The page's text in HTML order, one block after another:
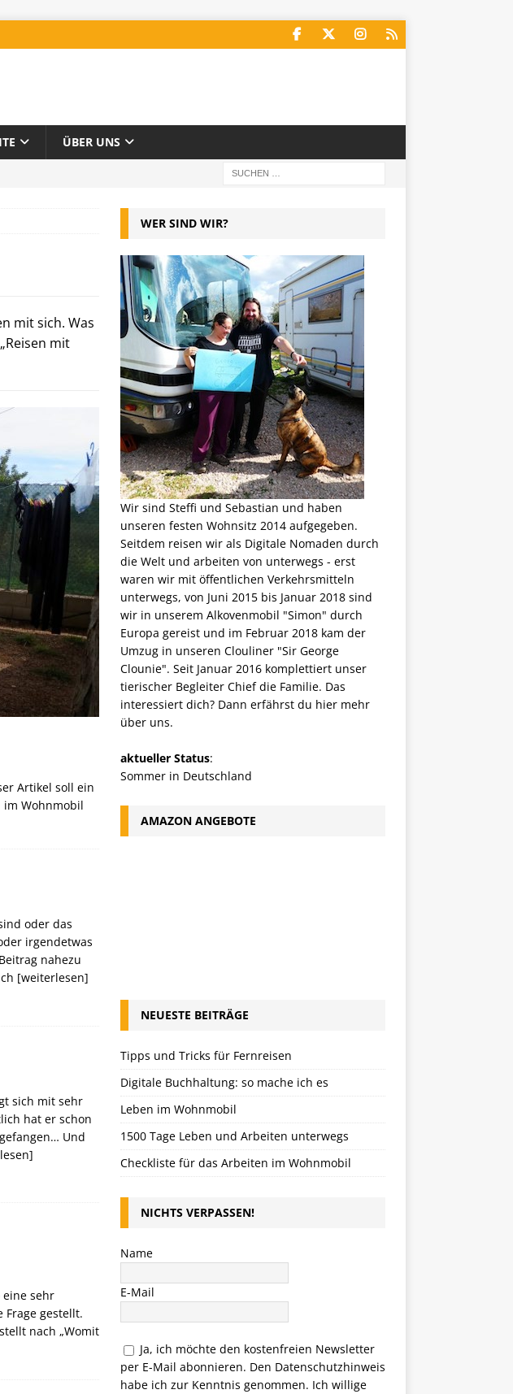
ÜBER UNS
mit sich. Was
mit
Artikel soll ein
Wohnmobil
oder das
irgendetwas
nahezu
[weiterlesen]
sich mit sehr
hat er schon
Und
sehr
gestellt.
nach „Womit
WER SIND WIR?
Wir sind Steffi und Sebastian und haben
unseren festen Wohnsitz 2014 aufgegeben.
Seitdem reisen wir als Digitale Nomaden durch
die Welt und arbeiten von unterwegs - erst
waren wir mit öffentlichen Verkehrsmitteln
unterwegs, von Juni 2015 bis Januar 2018 sind
wir in unserem Alkovenmobil "Simon" durch
Europa gereist und im Februar 2018 kam der
Umzug in unseren Clouliner "Sir George
Clounie". Seit Januar 2016 komplettiert unser
tierischer Begleiter Chief die Familie. Das
interessiert dich? Dann erfährst du hier mehr
über uns.
aktueller Status:
Sommer in Deutschland
AMAZON ANGEBOTE
NEUESTE BEITRÄGE
Tipps und Tricks für Fernreisen
Digitale Buchhaltung: so mache ich es
Leben im Wohnmobil
1500 Tage Leben und Arbeiten unterwegs
Checkliste für das Arbeiten im Wohnmobil
NICHTS VERPASSEN!
Name
E-Mail
Ja, ich möchte den kostenfreien Newsletter
per E-Mail abonnieren. Den Datenschutzhinweis
habe ich zur Kenntnis genommen. Ich willige